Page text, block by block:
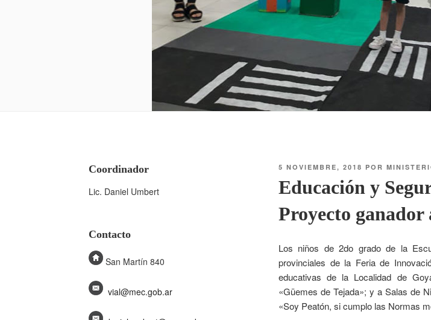
5 NOVIEMBRE, 2018 POR
Educación y
Proyecto ganador
Los niños de 2do grado de la
provinciales de la Feria de
educativas de la Localidad de
«Güemes de Tejada»; y a Salas de
«Soy Peatón, si cumplo las Normas
Coordinador
Lic. Daniel Umbert
Contacto
San Martín 840
vial@mec.gob.ar